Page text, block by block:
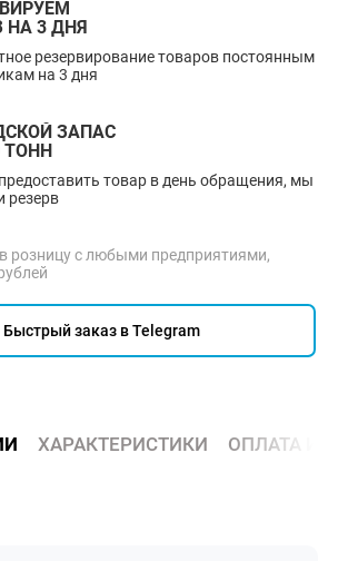
НА 3 ДНЯ
резервирование товаров постоянным
на 3 дня
ЗАПАС
ТОНН
товар в день обращения, мы
резерв
розницу с любыми предприятиями,
Быстрый заказ в Telegram
ХАРАКТЕРИСТИКИ ОПЛАТА И